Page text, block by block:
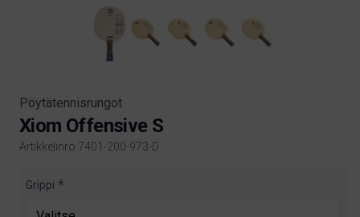
Pöytätennisrungot
Xiom Offensive S
Artikkelinro:7401-200-973-D
Product information
Grippi